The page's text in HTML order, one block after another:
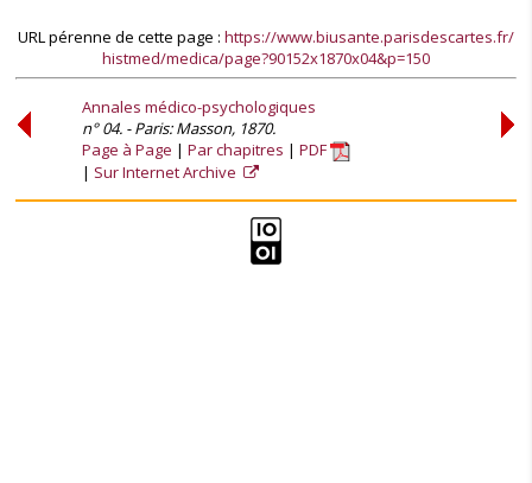
URL pérenne de cette page : https://www.biusante.parisdescartes.fr/
histmed/medica/page?90152x1870x04&p=150
Annales médico-psychologiques
n° 04. - Paris: Masson, 1870.
Page à Page
Par chapitres
PDF
Sur Internet Archive